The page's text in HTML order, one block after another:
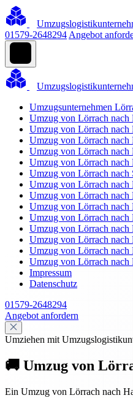
01579-2648294 Angebot
Umzugsunternehmen
Umzug von Lörrach nach
Umzug von Lörrach nach
Umzug von Lörrach nach
Umzug von Lörrach nach
Umzug von Lörrach nach
Umzug von Lörrach nach
Umzug von Lörrach nach
Umzug von Lörrach nach
Umzug von Lörrach nach
Umzug von Lörrach nach
Umzug von Lörrach nach
Umzug von Lörrach nach
Umzug von Lörrach nach
Umzug von Lörrach nach
Impressum
Datenschutz
01579-2648294
Angebot anfordern
Umziehen mit
🚚 Umzug von
Ein Umzug von Lörrach nach